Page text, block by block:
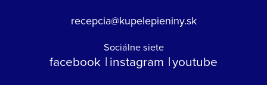
recepcia@kupelepieniny.sk
Sociálne siete
facebook instagram youtube